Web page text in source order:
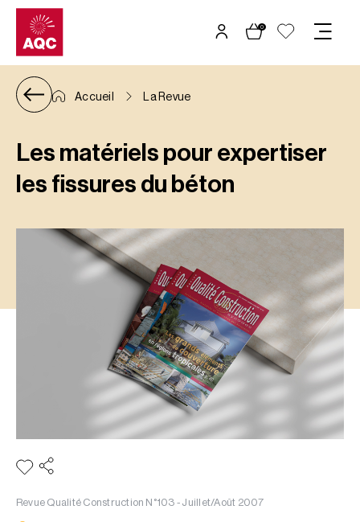
Panneau de gestion des cookies
0
Accueil La Revue
Les matériels pour expertiser
les fissures du béton
Revue Qualité Construction N°103 - Juillet/Août 2007